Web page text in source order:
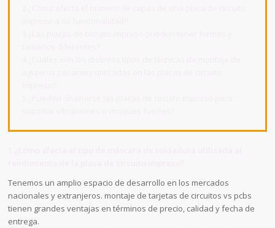
Tenemos un amplio espacio de desarrollo en los mercados
nacionales y extranjeros. montaje de tarjetas de circuitos vs pcbs
tienen grandes ventajas en términos de precio, calidad y fecha de
entrega.